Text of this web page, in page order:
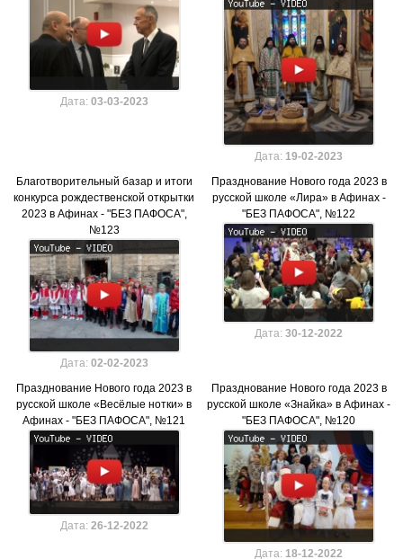
Дата: 03-03-2023
Дата: 19-02-2023
Благотворительный базар и итоги
конкурса рождественской открытки
2023 в Афинах - "БЕЗ ПАФОСА",
№123
Дата: 02-02-2023
Празднование Нового года 2023 в
русской школе «Лира» в Афинах -
"БЕЗ ПАФОСА", №122
Дата:30-12-2022
Празднование Нового года 2023 в
русской школе «Весёлые нотки» в
Афинах - "БЕЗ ПАФОСА", №121
Дата: 26-12-2022
Празднование Нового года 2023 в
русской школе «Знайка» в Афинах -
"БЕЗ ПАФОСА", №120
Дата: 18-12-2022